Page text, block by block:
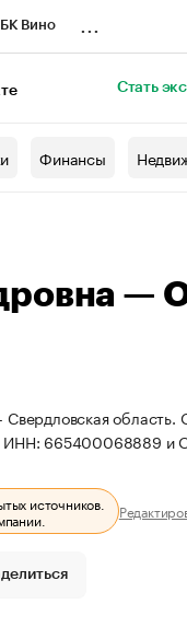
Вино
Стать
Финансы
—
область.
ИНН: 665400068889
источников.